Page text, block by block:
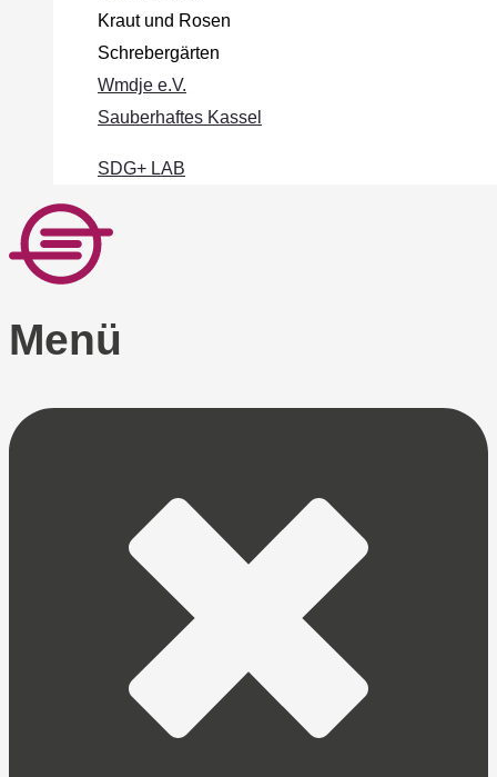
Kraut und Rosen
Schrebergärten
Wmdje e.V.
Sauberhaftes Kassel
SDG+ LAB
Menü